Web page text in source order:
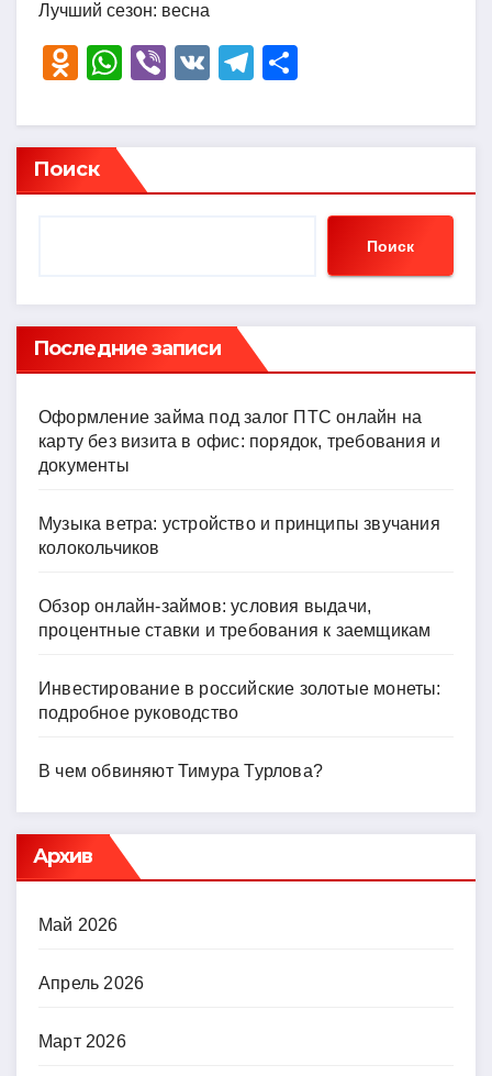
Лучший сезон: весна
O
n
o
kl
ni
ki
W
at
s
A
Vi
er
V
T
e
a
р
в
ть
Поиск
Поиск
Последние записи
Оформление займа под залог ПТС онлайн на
карту без визита в офис: порядок, требования и
документы
Музыка ветра: устройство и принципы звучания
колокольчиков
Обзор онлайн-займов: условия выдачи,
процентные ставки и требования к заемщикам
Инвестирование в российские золотые монеты:
подробное руководство
В чем обвиняют Тимура Турлова?
Архив
Май 2026
Апрель 2026
Март 2026